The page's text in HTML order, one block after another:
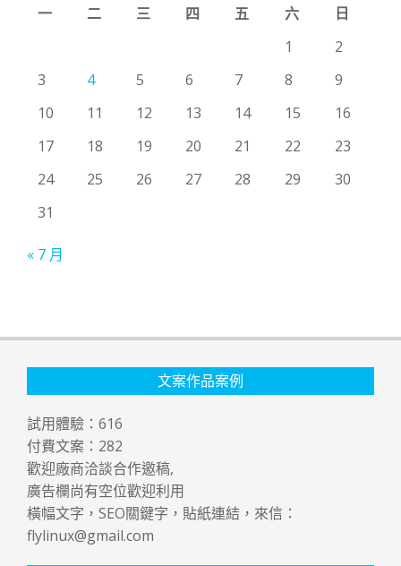
一
二 三 四 五 六
日
1
2
3
4 5 6 7 8
9
10
11 12 13 14 15
16
17
18 19 20 21 22
23
24
25 26 27 28 29
30
31
« 7 月
文案作品案例
試用體驗： 616
付費文案： 282
歡迎廠商洽談合作邀稿,
廣告欄尚有空位歡迎利用
橫幅文字，SEO關鍵字，貼紙連結，來信：
flylinux@gmail.com